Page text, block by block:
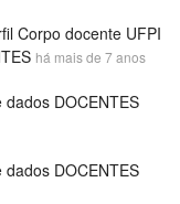
Corpo docente UFPI
há mais de 7 anos
dados DOCENTES
dados DOCENTES